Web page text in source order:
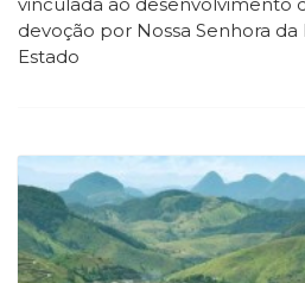
devoção por Nossa Senhora
Estado